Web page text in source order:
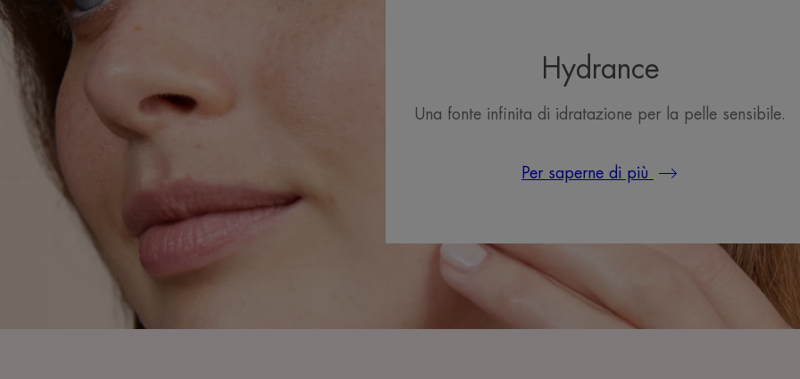
Hydrance
Una fonte infinita di idratazione per la pelle sensibile.
Per saperne di più